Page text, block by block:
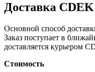
Доставка
Основной способ
Заказ поступает в
доставляется курьером
Стоимость